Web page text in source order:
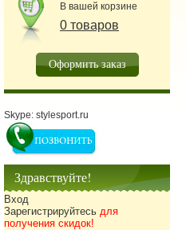
В вашей корзине
0 товаров
Оформить заказ
Skype: stylesport.ru
Здравствуйте!
Вход
Зарегистрируйтесь для
получения скидок!